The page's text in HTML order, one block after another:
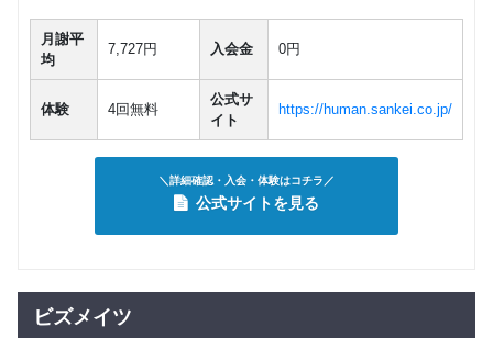
月謝平
均
7,727円 入会金 0円
体験 4回無料
公式サ
イト
https://human.sankei.co.jp/
＼詳細確認・入会・体験はコチラ／
公式サイトを見る
ビズメイツ